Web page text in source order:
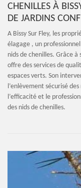
CHENILLES À
DE JARDINS
A Bissy Sur Fley, les
élagage , un
nids de chenilles. Grâce
offre des services de
espaces verts. Son
l’enlèvement sécurisé
l’efficacité et le
des nids de chenilles.